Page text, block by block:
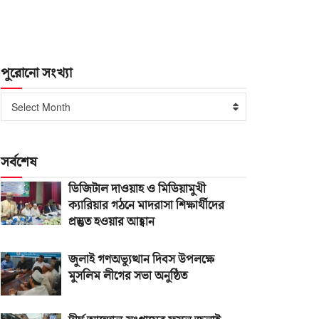
পুরোনো সংখ্যা
পুরোনো
সংখ্যা
Select Month
সর্বশেষ
ডিজিটাল দাওয়াহ ও মিডিয়ামুখী
ক্যারিয়ার গঠনে মাদরাসা শিক্ষার্থীদের
প্রস্তুত হওয়ার আহ্বান
জুলাই গণঅভ্যুত্থান দিবস উপলক্ষে
মুসলিম লীগের সভা অনুষ্ঠিত